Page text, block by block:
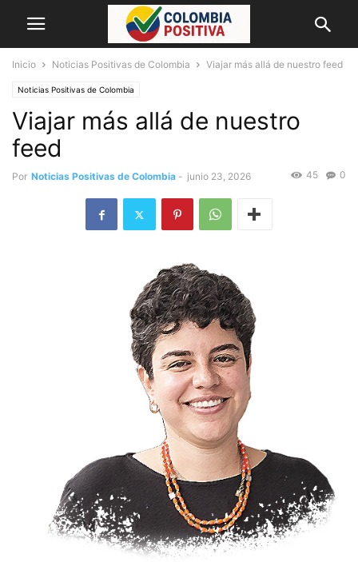
Inicio Noticias Positivas de Colombia Viajar más allá de nuestro feed
Noticias Positivas de Colombia
Viajar más allá de nuestro
feed
Por Noticias Positivas de Colombia - junio 23, 2026 0
45